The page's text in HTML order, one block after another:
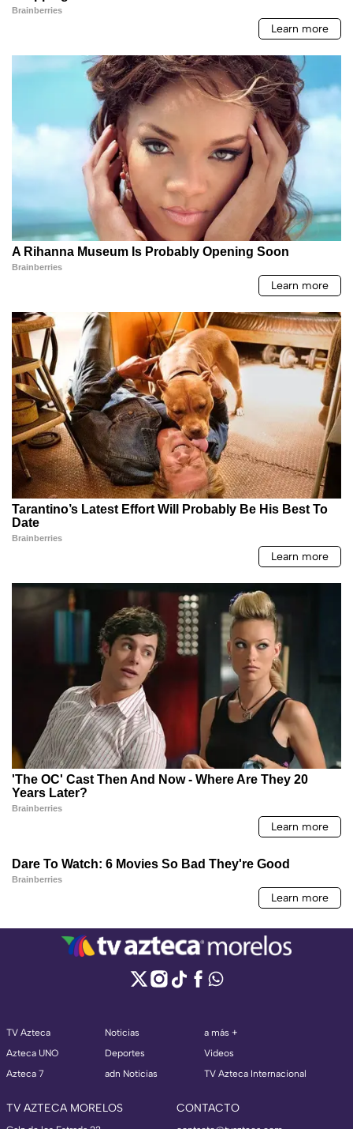
TV Azteca
Azteca UNO
Azteca 7
Noticias
Deportes
adn Noticias
a más +
Videos
TV Azteca Internacional
TV AZTECA MORELOS CONTACTO